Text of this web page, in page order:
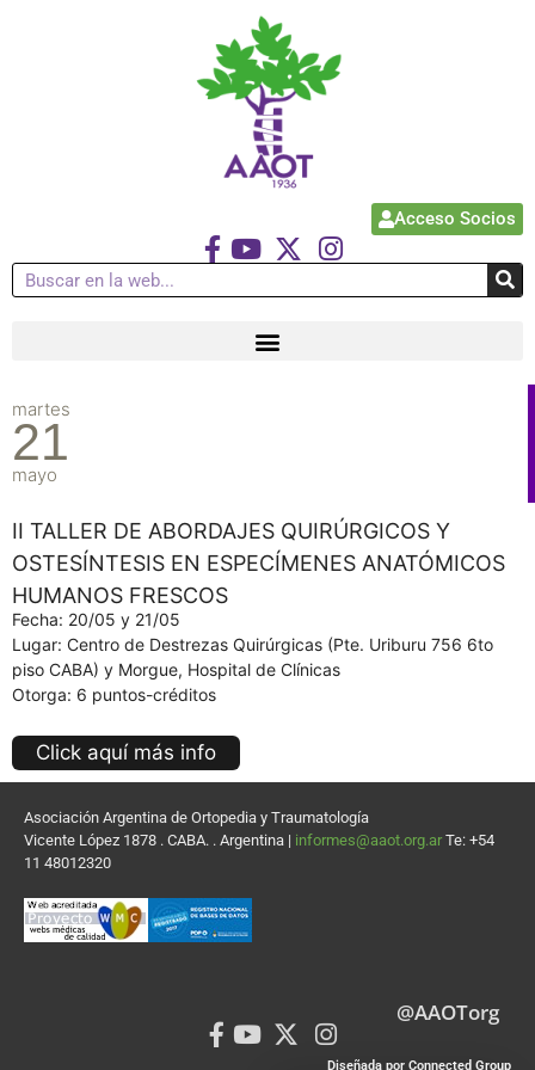
Acceso Socios
martes
21
mayo
II TALLER DE ABORDAJES QUIRÚRGICOS Y
OSTESÍNTESIS EN ESPECÍMENES ANATÓMICOS
HUMANOS FRESCOS
Fecha: 20/05 y 21/05
Lugar: Centro de Destrezas Quirúrgicas (Pte. Uriburu 756 6to
piso CABA) y Morgue, Hospital de Clínicas
Otorga: 6 puntos-créditos
Click aquí más info
Asociación Argentina de Ortopedia y Traumatología
Vicente López 1878 . CABA. . Argentina | informes@aaot.org.ar Te: +54
11 48012320
@AAOTorg
Diseñada por Connected Group